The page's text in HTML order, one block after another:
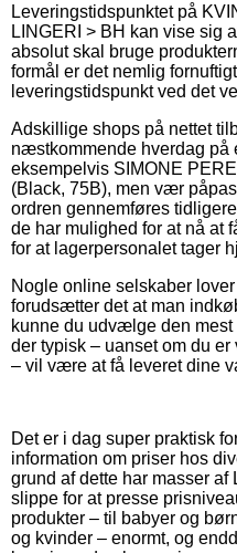
Leveringstidspunktet på
LINGERI > BH kan vise sig
absolut skal bruge
formål er det nemlig
leveringstidspunkt ved det
Adskillige shops på nettet
næstkommende hverdag på
eksempelvis SIMONE
(Black, 75B), men vær
ordren gennemføres
de har mulighed for at nå at
for at lagerpersonalet tager
Nogle online selskaber
forudsætter det at man
kunne du udvælge den
der typisk – uanset om du
– vil være at få leveret dine
Det er i dag super praktisk
information om priser hos
grund af dette har masser
slippe for at presse
produkter – til babyer og
og kvinder – enormt, og